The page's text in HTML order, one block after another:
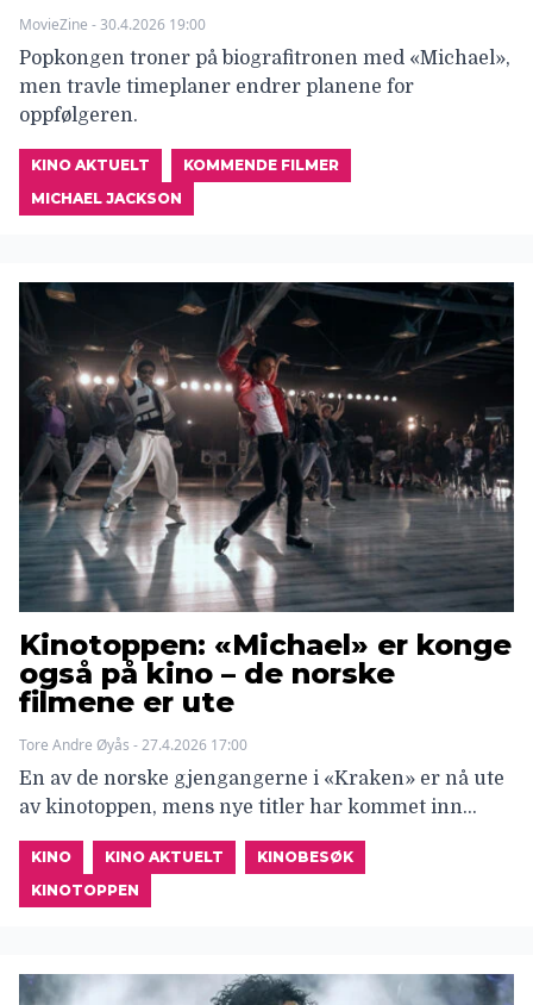
MovieZine - 30.4.2026 19:00
Popkongen troner på biografitronen med «Michael»,
men travle timeplaner endrer planene for
oppfølgeren.
KINO AKTUELT
KOMMENDE FILMER
MICHAEL JACKSON
Kinotoppen: «Michael» er konge
også på kino – de norske
filmene er ute
Tore Andre Øyås - 27.4.2026 17:00
En av de norske gjengangerne i «Kraken» er nå ute
av kinotoppen, mens nye titler har kommet inn…
KINO KINO AKTUELT
KINOBESØK
KINOTOPPEN